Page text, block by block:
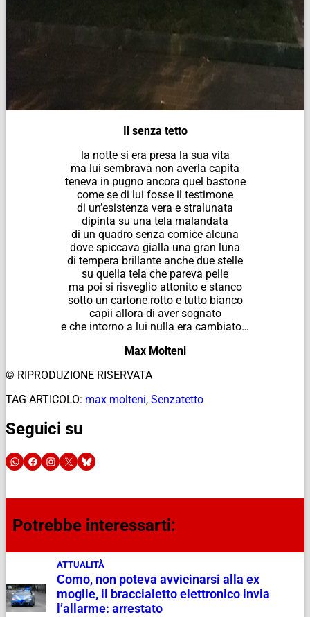
Il senza tetto
la notte si era presa la sua vita
ma lui sembrava non averla capita
teneva in pugno ancora quel bastone
come se di lui fosse il testimone
di un’esistenza vera e stralunata
dipinta su una tela malandata
di un quadro senza cornice alcuna
dove spiccava gialla una gran luna
di tempera brillante anche due stelle
su quella tela che pareva pelle
ma poi si risveglio attonito e stanco
sotto un cartone rotto e tutto bianco
capii allora di aver sognato
e che intorno a lui nulla era cambiato…
Max Molteni
© RIPRODUZIONE RISERVATA
TAG ARTICOLO: max molteni, Senzatetto
Seguici su
Potrebbe interessarti:
ATTUALITÀ
Como, non poteva avvicinarsi alla ex
moglie, il braccialetto elettronico invia
l’allarme: arrestato